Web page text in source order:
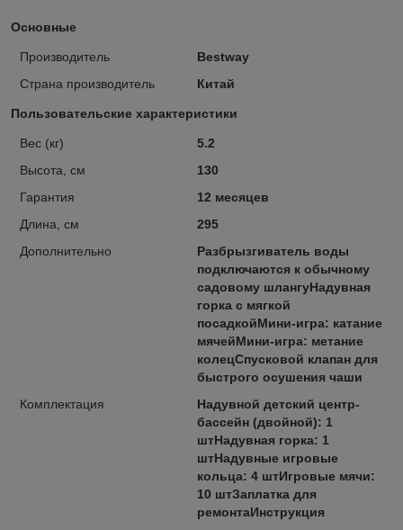
Основные
Производитель
Bestway
Страна производитель
Китай
Пользовательские характеристики
Вес (кг)
5.2
Высота, см
130
Гарантия
12 месяцев
Длина, см
295
Дополнительно
Разбрызгиватель воды
подключаются к обычному
садовому шлангуНадувная
горка с мягкой
посадкойМини-игра: катание
мячейМини-игра: метание
колецСпусковой клапан для
быстрого осушения чаши
Комплектация
Надувной детский центр-
бассейн (двойной): 1
штНадувная горка: 1
штНадувные игровые
кольца: 4 штИгровые мячи:
10 штЗаплатка для
ремонтаИнструкция